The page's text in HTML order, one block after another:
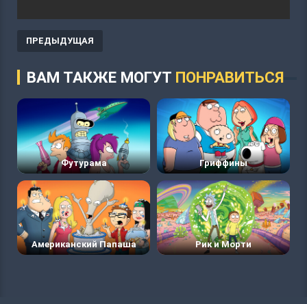
ПРЕДЫДУЩАЯ
ВАМ ТАКЖЕ МОГУТ ПОНРАВИТЬСЯ
Футурама Гриффины
Американский Папаша Рик и Морти